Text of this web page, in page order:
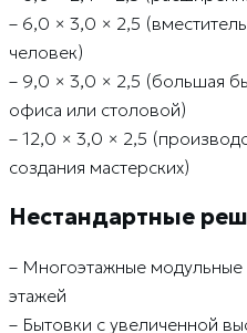
– 6,0 × 3,0 × 2,5
человек)
– 9,0 × 3,0 × 2,5 (большая
офиса или столовой)
– 12,0 × 3,0 × 2,5
создания мастерских)
Нестандартные
– Многоэтажные
этажей
– Бытовки с увеличенной